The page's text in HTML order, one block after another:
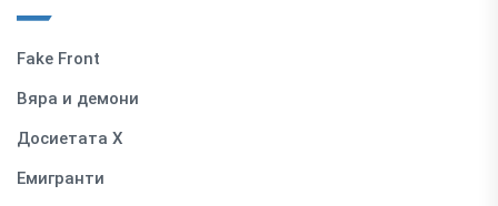
Fake Front
Вяра и демони
Досиетата Х
Емигранти